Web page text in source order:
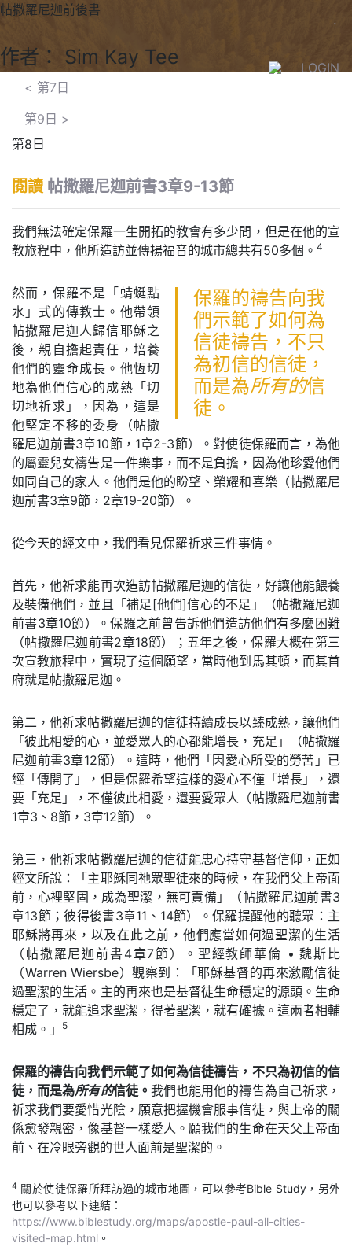
LOGIN
帖撒羅尼迦前後書
作者： Sim Kay Tee
< 第7日
第9日 >
第8日
閱讀 帖撒羅尼迦前書3章9-13節
我們無法確定保羅一生開拓的教會有多少間，但是在他的宣
教旅程中，他所造訪並傳揚福音的城市總共有50多個。 4
保羅的禱告向我
們示範了如何為
信徒禱告，不只
為初信的信徒，
而是為所有的信
徒。
然而，保羅不是「蜻蜓點
水」式的傳教士。他帶領
帖撒羅尼迦人歸信耶穌之
後，親自擔起責任，培養
他們的靈命成長。他恆切
地為他們信心的成熟「切
切地祈求」，因為，這是
他堅定不移的委身（帖撒
羅尼迦前書3章10節，1章2-3節）。對使徒保羅而言，為他
的屬靈兒女禱告是一件樂事，而不是負擔，因為他珍愛他們
如同自己的家人。他們是他的盼望、榮耀和喜樂（帖撒羅尼
迦前書3章9節，2章19-20節）。
從今天的經文中，我們看見保羅祈求三件事情。
首先，他祈求能再次造訪帖撒羅尼迦的信徒，好讓他能餵養
及裝備他們，並且「補足[他們]信心的不足」（帖撒羅尼迦
前書3章10節）。保羅之前曾告訴他們造訪他們有多麼困難
（帖撒羅尼迦前書2章18節）；五年之後，保羅大概在第三
次宣教旅程中，實現了這個願望，當時他到馬其頓，而其首
府就是帖撒羅尼迦。
第二，他祈求帖撒羅尼迦的信徒持續成長以臻成熟，讓他們
「彼此相愛的心，並愛眾人的心都能增長，充足」（帖撒羅
尼迦前書3章12節）。這時，他們「因愛心所受的勞苦」已
經「傳開了」，但是保羅希望這樣的愛心不僅「增長」，還
要「充足」，不僅彼此相愛，還要愛眾人（帖撒羅尼迦前書
1章3、8節，3章12節）。
第三，他祈求帖撒羅尼迦的信徒能忠心持守基督信仰，正如
經文所說：「主耶穌同祂眾聖徒來的時候，在我們父上帝面
前，心裡堅固，成為聖潔，無可責備」（帖撒羅尼迦前書3
章13節；彼得後書3章11、14節）。保羅提醒他的聽眾：主
耶穌將再來，以及在此之前，他們應當如何過聖潔的生活
（帖撒羅尼迦前書4章7節）。聖經教師華倫 • 魏斯比
（Warren Wiersbe）觀察到：「耶穌基督的再來激勵信徒
過聖潔的生活。主的再來也是基督徒生命穩定的源頭。生命
穩定了，就能追求聖潔，得著聖潔，就有確據。這兩者相輔
相成。」
5
保羅的禱告向我們示範了如何為信徒禱告，不只為初信的信
徒，而是為所有的信徒。 我們也能用他的禱告為自己祈求，
祈求我們要愛惜光陰，願意把握機會服事信徒，與上帝的關
係愈發親密，像基督一樣愛人。願我們的生命在天父上帝面
前、在冷眼旁觀的世人面前是聖潔的。
4 關於使徒保羅所拜訪過的城市地圖，可以參考Bible Study，另外
也可以參考以下連結：
https://www.biblestudy.org/maps/apostle-paul-all-cities-
visited-map.html 。